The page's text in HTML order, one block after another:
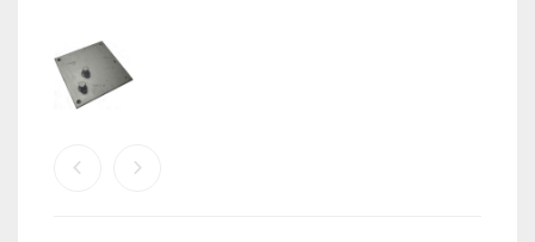
KLEIN
VLECHTGEREEDSCHAP